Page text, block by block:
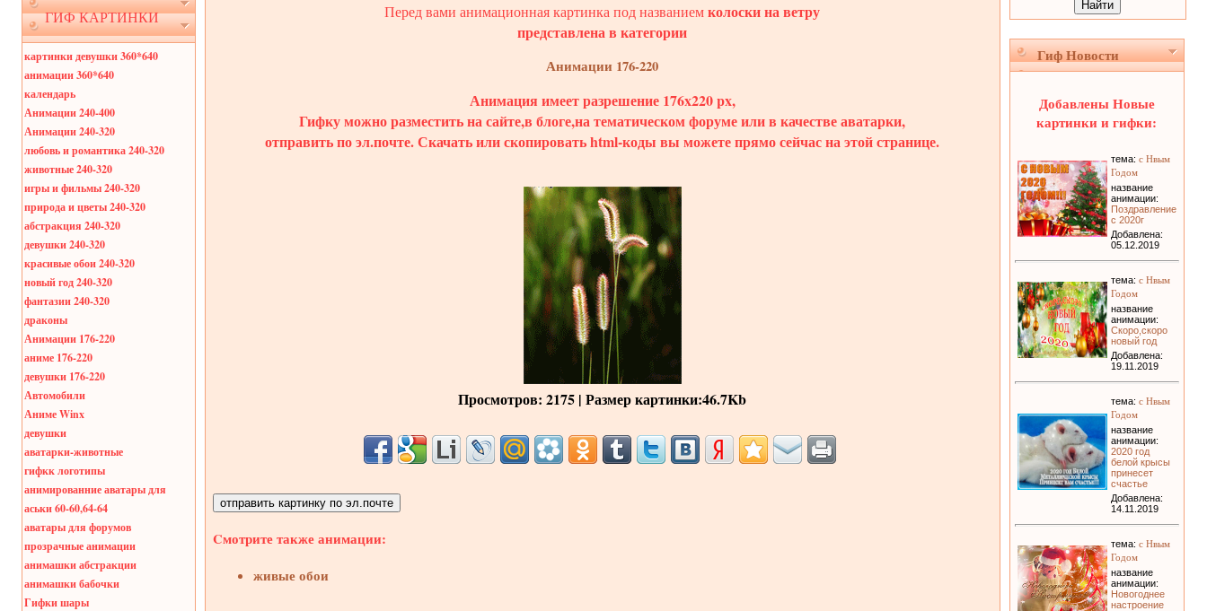
ГИФ КАРТИНКИ
картинки девушки 360*640
анимации 360*640
календарь
Анимации 240-400
Анимации 240-320
любовь и романтика 240-320
животные 240-320
игры и фильмы 240-320
природа и цветы 240-320
абстракция 240-320
девушки 240-320
красивые обои 240-320
новый год 240-320
фантазии 240-320
драконы
Анимации 176-220
аниме 176-220
девушки 176-220
Автомобили
Аниме Winx
девушки
аватарки-животные
гифкк логотипы
анимированние аватары для
аськи 60-60,64-64
аватары для форумов
прозрачные анимации
анимашки абстракции
анимашки бабочки
Гифки шары
Перед вами анимационная картинка под названиемколоски на ветру
представлена в категории
Анимации 176-220
Анимация имеет разрешение 176x220 px,
Гифку можно разместить на сайте,в блоге,на тематическом форуме или в качестве аватарки,
отправить по эл.почте.Скачатьили скопировать html-коды вы можете прямо сейчас на этой странице.
Просмотров: 2175 | Размер картинки:46.7Kb
Cмотрите также анимации:
живые обои
Гиф Новости
Добавлены Новые
картинки и гифки:
тема: с Нвым
Годом
название
анимации:
Поздравление
с 2020г
Добавлена:
05.12.2019
тема: с Нвым
Годом
название
анимации:
Скоро,скоро
новый год
Добавлена:
19.11.2019
тема: с Нвым
Годом
название
анимации:
2020 год
белой крысы
принесет
счастье
Добавлена:
14.11.2019
тема: с Нвым
Годом
название
анимации:
Новогоднее
настроение